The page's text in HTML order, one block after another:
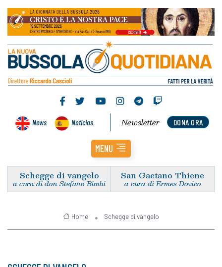
News Noticias DONA ORA
Newsletter
MENU
Schegge di vangelo
a cura di don Stefano Bimbi
San Gaetano Thiene
a cura di Ermes Dovico
Home Schegge di vangelo